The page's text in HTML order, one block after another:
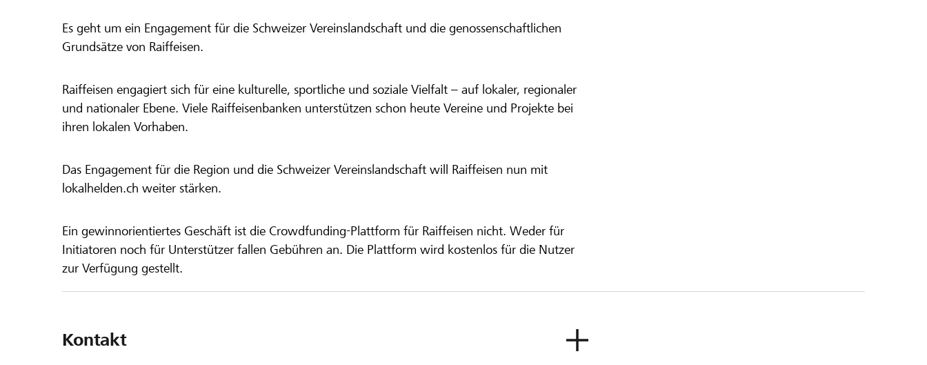
Es geht um ein Engagement für die Schweizer Vereinslandschaft und die genossenschaftlichen
Grundsätze von Raiffeisen.
Raiffeisen engagiert sich für eine kulturelle, sportliche und soziale Vielfalt – auf lokaler, regionaler
und nationaler Ebene. Viele Raiffeisenbanken unterstützen schon heute Vereine und Projekte bei
ihren lokalen Vorhaben.
Das Engagement für die Region und die Schweizer Vereinslandschaft will Raiffeisen nun mit
lokalhelden.ch weiter stärken.
Ein gewinnorientiertes Geschäft ist die Crowdfunding-Plattform für Raiffeisen nicht. Weder für
Initiatoren noch für Unterstützer fallen Gebühren an. Die Plattform wird kostenlos für die Nutzer
zur Verfügung gestellt.
Kontakt